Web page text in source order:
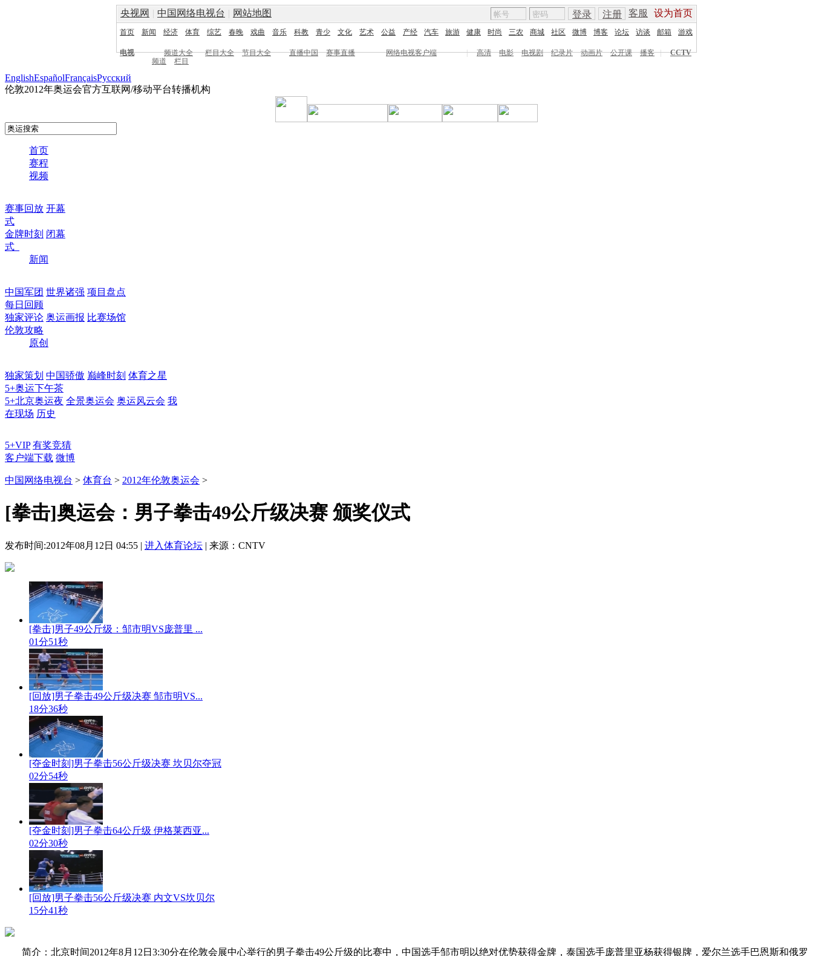
央视网 | 中国网络电视台 | 网站地图 客服 设为首页
登录 注册
首页 新闻 经济 体育 综艺 春晚 戏曲 音乐 科教 青少 文化 艺术 公益 产经 汽车 旅游 健康 时尚 三农 商城 社区 微博 博客 论坛 访谈 邮箱 游戏
电视 频道大全 栏目大全 节目大全 直播中国 赛事直播 网络电视客户端 | 高清 电影 电视剧 纪录片 动画片 公开课 播客 |
CCTV
频道
栏目
EnglishEspañolFrançaisPусский
伦敦2012年奥运会官方互联网/移动平台转播机构
首页
赛程
视频
赛事回放 开幕
式
金牌时刻 闭幕
式
新闻
中国军团 世界诸强 项目盘点
每日回顾
独家评论 奥运画报 比赛场馆
伦敦攻略
原创
独家策划 中国骄傲 巅峰时刻 体育之星
5+奥运下午茶
5+北京奥运夜 全景奥运会 奥运风云会 我
在现场 历史
5+VIP 有奖竞猜
客户端下载 微博
中国网络电视台 > 体育台 > 2012年伦敦奥运会 >
[拳击]奥运会：男子拳击49公斤级决赛 颁奖仪式
发布时间:2012年08月12日 04:55 | 进入体育论坛 | 来源：CNTV
[拳击]男子49公斤级：邹市明VS庞普里 ...
01分51秒
[回放]男子拳击49公斤级决赛 邹市明VS...
18分36秒
[夺金时刻]男子拳击56公斤级决赛 坎贝尔夺冠
02分54秒
[夺金时刻]男子拳击64公斤级 伊格莱西亚...
02分30秒
[回放]男子拳击56公斤级决赛 内文VS坎贝尔
15分41秒
简介：北京时间2012年8月12日3:30分在伦敦会展中心举行的男子拳击49公斤级的比赛中，中国选手邹市明以绝对优势获得金牌，泰国选手庞普里亚杨获得银牌，爱尔兰选手巴恩斯和俄罗